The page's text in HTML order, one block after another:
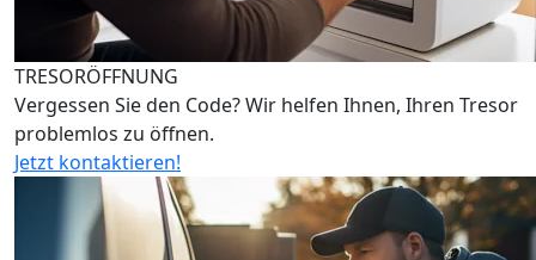
TRESORÖFFNUNG
Vergessen Sie den Code? Wir helfen Ihnen, Ihren Tresor
problemlos zu öffnen.
Jetzt kontaktieren!